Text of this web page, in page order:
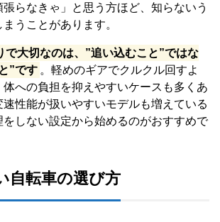
らなきゃ」と思う方ほど、知らないう
うことがあります。
で大切なのは、”追い込むこと”ではな
”です 。軽めのギアでクルクル回すよ
体への負担を抑えやすいケースも多くあ
速性能が扱いやすいモデルも増えている
しない設定から始めるのがおすすめで
自転車の選び方